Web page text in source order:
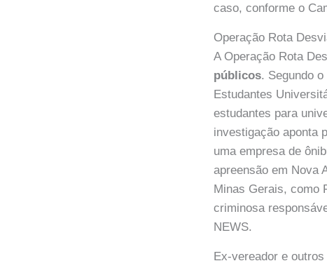
caso, conforme o
Operação Rota
A Operação Rota
públicos. Segundo
Estudantes
estudantes para
investigação aponta
uma empresa de
apreensão em Nova
Minas Gerais, como
criminosa
NEWS.
Ex-vereador e